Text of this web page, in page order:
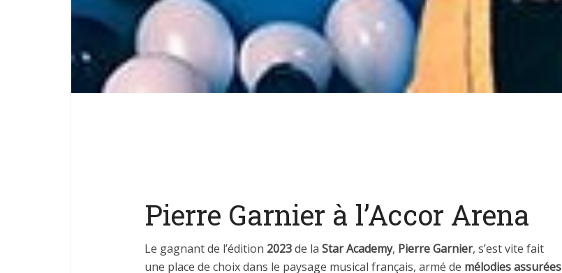
Pierre Garnier à l’Accor Arena
Le gagnant de l’édition 2023de la Star Academy, Pierre Garnier, s’est vite fait
une place de choix dans le paysage musical français, armé de mélodies assurées